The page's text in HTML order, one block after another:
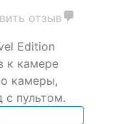
отзыв
Edition
к камере
камеры,
с пультом.